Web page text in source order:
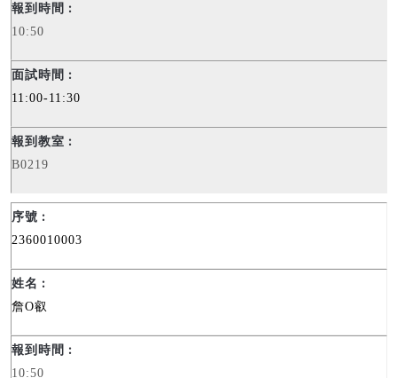
10:50
11:00-11:30
B0219
2360010003
詹O叡
10:50